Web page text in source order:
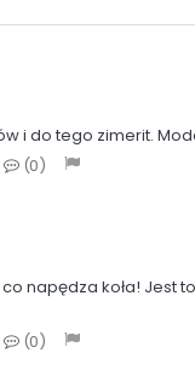
i do tego zimerit.
0
napędza koła! Jest
0